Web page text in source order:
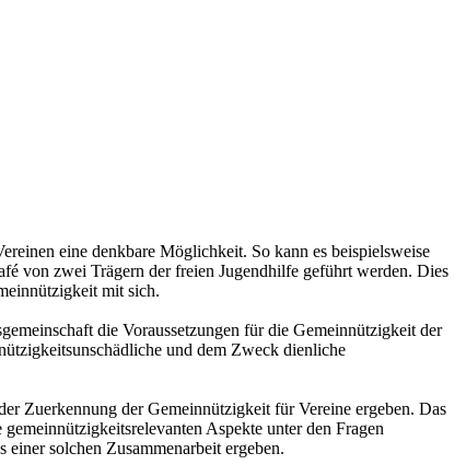
eine denkbare Möglichkeit. So kann es beispielsweise
von zwei Trägern der freien Jugendhilfe geführt werden. Dies
mit sich.
die Voraussetzungen für die Gemeinnützigkeit der
und dem Zweck dienliche
Zuerkennung der Gemeinnützigkeit für Vereine ergeben. Das
Aspekte unter den Fragen
solchen Zusammenarbeit ergeben.